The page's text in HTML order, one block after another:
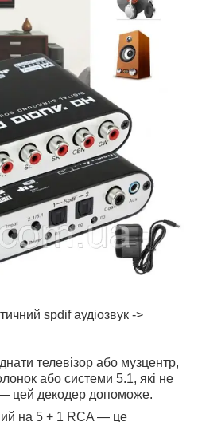
spdif аудіозвук ->
телевізор або музцентр,
або системи 5.1, які не
цей декодер допоможе.
на 5 + 1 RCA — це